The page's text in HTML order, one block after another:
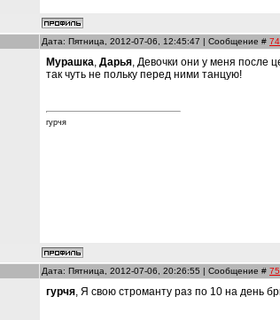
Дата: Пятница, 2012-07-06, 12:45:47 | Сообщение # 74
Мурашка, Дарья, Девочки они у меня после
так чуть не польку перед ними танцую!
гурчя
Дата: Пятница, 2012-07-06, 20:26:55 | Сообщение # 75
гурчя, Я свою строманту раз по 10 на день